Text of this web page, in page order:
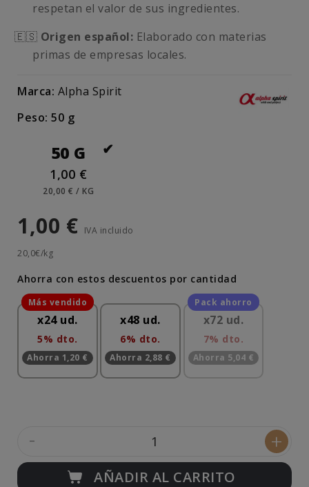
respetan el valor de sus ingredientes.
🇪🇸 Origen español: Elaborado con materias
primas de empresas locales.
Marca: Alpha Spirit
Peso: 50 g
50 G
1,00 €
20,00 € / KG
1,00 € IVA incluido
20,0€/kg
Ahorra con estos descuentos por cantidad
x24 ud.
5% dto.
Ahorra 1,20 €
x48 ud.
6% dto.
Ahorra 2,88 €
x72 ud.
7% dto.
Ahorra 5,04 €
- +
AÑADIR AL CARRITO